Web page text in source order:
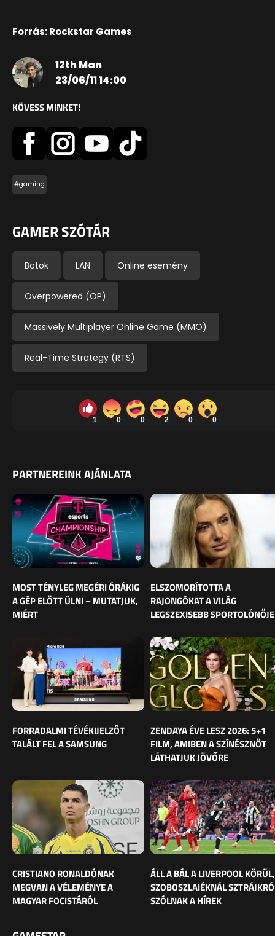
Forrás: Rockstar Games
12th Man
23/06/11 14:00
KÖVESS MINKET!
#gaming
GAMER SZÓTÁR
Botok LAN Online esemény
Overpowered (OP)
Massively Multiplayer Online Game (MMO)
Real-Time Strategy (RTS)
1 0 0 2 0 0
PARTNEREINK AJÁNLATA
MOST TÉNYLEG MEGÉRI ÓRÁKIG
A GÉP ELŐTT ÜLNI – MUTATJUK,
MIÉRT
ELSZOMORÍTOTTA A
RAJONGÓKAT A VILÁG
LEGSZEXISEBB SPORTOLÓNŐJE
FORRADALMI TÉVÉKIJELZŐT
TALÁLT FEL A SAMSUNG
ZENDAYA ÉVE LESZ 2026: 5+1
FILM, AMIBEN A SZÍNÉSZNŐT
LÁTHATJUK JÖVŐRE
CRISTIANO RONALDÓNAK
MEGVAN A VÉLEMÉNYE A
MAGYAR FOCISTÁRÓL
ÁLL A BÁL A LIVERPOOL KÖRÜL,
SZOBOSZLAIÉKNÁL
SZÓLNAK A HÍREK